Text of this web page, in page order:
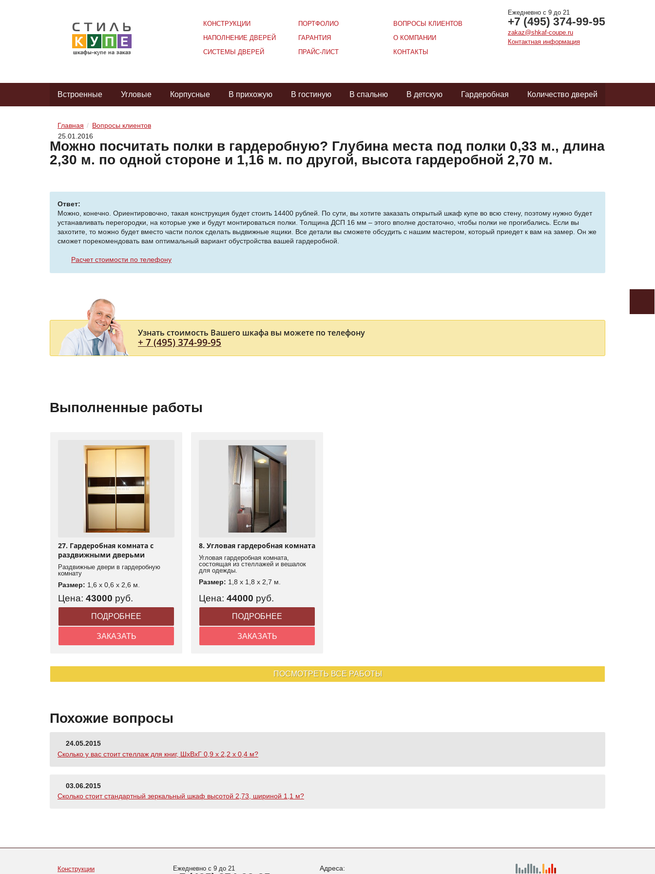
Ежедневно с 9 до 21
+7 (495) 374-99-95
zakaz@shkaf-coupe.ru
Контактная информация
КОНСТРУКЦИИ
НАПОЛНЕНИЕ ДВЕРЕЙ
СИСТЕМЫ ДВЕРЕЙ
ПОРТФОЛИО
ГАРАНТИЯ
ПРАЙС-ЛИСТ
ВОПРОСЫ КЛИЕНТОВ
О КОМПАНИИ
КОНТАКТЫ
Встроенные Угловые Корпусные В прихожую В гостиную В спальню В детскую Гардеробная Количество дверей
Главная
Вопросы клиентов
25.01.2016
Можно посчитать полки в гардеробную? Глубина места под полки 0,33 м., длина
2,30 м. по одной стороне и 1,16 м. по другой, высота гардеробной 2,70 м.
Ответ:
Можно, конечно. Ориентировочно, такая конструкция будет стоить 14400 рублей. По сути, вы хотите заказать открытый шкаф купе во всю стену, поэтому нужно будет
устанавливать перегородки, на которые уже и будут монтироваться полки. Толщина ДСП 16 мм – этого вполне достаточно, чтобы полки не прогибались. Если вы
захотите, то можно будет вместо части полок сделать выдвижные ящики. Все детали вы сможете обсудить с нашим мастером, который приедет к вам на замер. Он же
сможет порекомендовать вам оптимальный вариант обустройства вашей гардеробной.
Расчет стоимости по телефону
Узнать стоимость Вашего шкафа вы можете по телефону
+ 7 (495) 374-99-95
Выполненные работы
27. Гардеробная комната с
раздвижными дверьми
Раздвижные двери в гардеробную
комнату
Размер: 1,6 x 0,6 x 2,6 м.
Цена: 43000 руб.
ПОДРОБНЕЕ
ЗАКАЗАТЬ
8. Угловая гардеробная комната
Угловая гардеробная комната,
состоящая из стеллажей и вешалок
для одежды.
Размер: 1,8 x 1,8 x 2,7 м.
Цена: 44000 руб.
ПОДРОБНЕЕ
ЗАКАЗАТЬ
ПОСМОТРЕТЬ ВСЕ РАБОТЫ
Похожие вопросы
24.05.2015
Сколько у вас стоит стеллаж для книг, ШхВхГ 0,9 х 2,2 х 0,4 м?
03.06.2015
Сколько стоит стандартный зеркальный шкаф высотой 2,73, шириной 1,1 м?
Конструкции Ежедневно с 9 до 21
Адреса: